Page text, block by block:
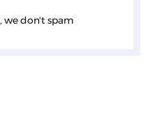
we don't spam